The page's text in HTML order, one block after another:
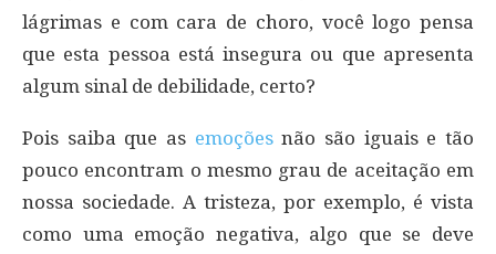
lágrimas e com cara de choro, você logo pensa
que esta pessoa está insegura ou que apresenta
algum sinal de debilidade, certo?
Pois saiba que as emoçõesnão são iguais e tão
pouco encontram o mesmo grau de aceitação em
nossa sociedade. A tristeza, por exemplo, é vista
como uma emoção negativa, algo que se deve